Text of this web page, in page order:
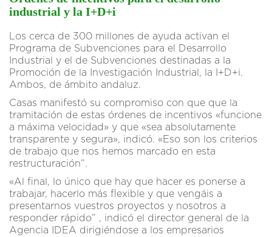
industrial y la I+D+i
Los cerca de 300 millones de ayuda activan el
Programa de Subvenciones para el Desarrollo
Industrial y el de Subvenciones destinadas a la
Promoción de la Investigación Industrial, la I+D+i.
Ambos, de ámbito andaluz.
Casas manifestó su compromiso con que que la
tramitación de estas órdenes de incentivos «funcione
a máxima velocidad» y que «sea absolutamente
transparente y segura», indicó. «Eso son los criterios
de trabajo que nos hemos marcado en esta
restructuración”.
«Al final, lo único que hay que hacer es ponerse a
trabajar, hacerlo más flexible y que vengáis a
presentarnos vuestros proyectos y nosotros a
responder rápido” , indicó el director general de la
Agencia IDEA dirigiéndose a los empresarios